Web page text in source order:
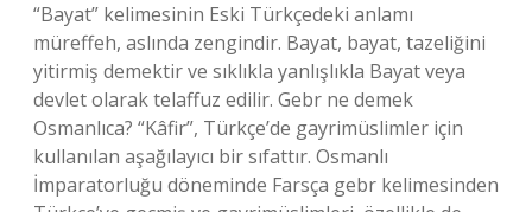
“Bayat” kelimesinin Eski Türkçedeki anlamı
müreffeh, aslında zengindir. Bayat, bayat, tazeliğini
yitirmiş demektir ve sıklıkla yanlışlıkla Bayat veya
devlet olarak telaffuz edilir. Gebr ne demek
Osmanlıca? “Kâfir”, Türkçe’de gayrimüslimler için
kullanılan aşağılayıcı bir sıfattır. Osmanlı
İmparatorluğu döneminde Farsça gebr kelimesinden